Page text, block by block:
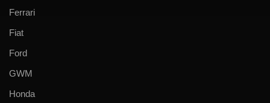
Ferrari
Fiat
Ford
GWM
Honda